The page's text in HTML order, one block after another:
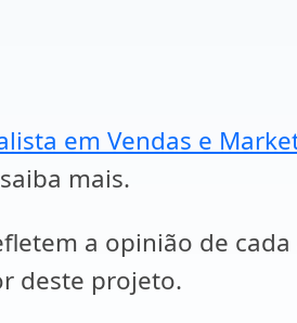
em Vendas e
mais.
a opinião de
deste projeto.